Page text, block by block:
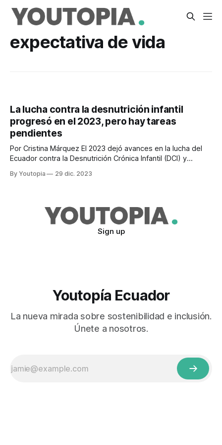
expectativa de vida
La lucha contra la desnutrición infantil
progresó en el 2023, pero hay tareas
pendientes
Por Cristina Márquez El 2023 dejó avances en la lucha del
Ecuador contra la Desnutrición Crónica Infantil (DCI) y
gubernamentales, academia y otros actores de la sociedad
By Youtopia 29 dic. 2023
Sign up
Youtopía Ecuador
La nueva mirada sobre sostenibilidad e inclusión.
Únete a nosotros.